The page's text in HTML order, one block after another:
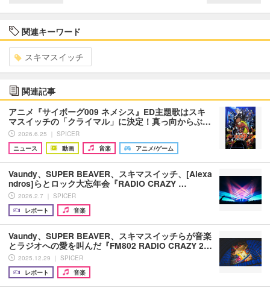
関連キーワード
スキマスイッチ
関連記事
アニメ『サイボーグ009 ネメシス』ED主題歌はスキ
マスイッチの「クライマル」に決定！真っ向からぶ…
2026.6.25 ｜ SPICER
ニュース
動画 音楽 アニメ/ゲーム
Vaundy、SUPER BEAVER、スキマスイッチ、[Alexa
ndros]らとロック大忘年会『RADIO CRAZY …
2026.2.7 ｜ SPICER
レポート
音楽
Vaundy、SUPER BEAVER、スキマスイッチらが音楽
とラジオへの愛を叫んだ『FM802 RADIO CRAZY 2…
2025.12.29 ｜ SPICER
レポート
音楽